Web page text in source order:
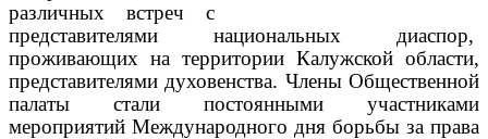
различных встреч с
представителями национальных диаспор,
проживающих на территории Калужской области,
представителями духовенства. Члены Общественной
палаты стали постоянными участниками
мероприятий Международного дня борьбы за права